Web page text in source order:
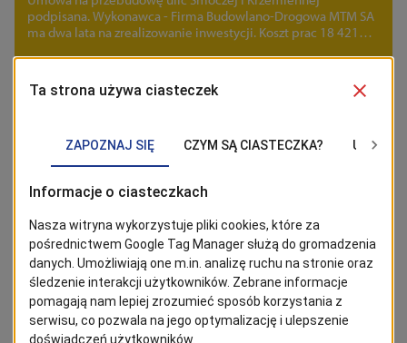
podpisana. Wykonawca - Firma Budowlano-Drogowa MTM SA
ma dwa lata na zrealizowanie inwestycji. Koszt prac 18 421
Inwestycje
Wapienna i Północna po przebudowie